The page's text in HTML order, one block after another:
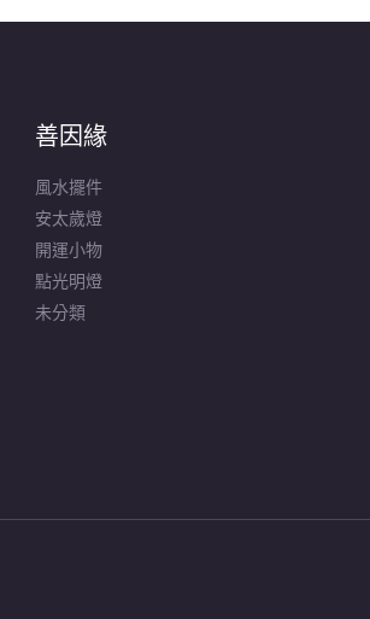
善因緣
風水擺件
安太歲燈
開運小物
點光明燈
未分類